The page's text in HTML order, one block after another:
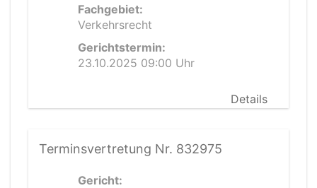
Fachgebiet:
Verkehrsrecht
Gerichtstermin:
23.10.2025 09:00 Uhr
Details
Terminsvertretung Nr. 832975
Gericht: